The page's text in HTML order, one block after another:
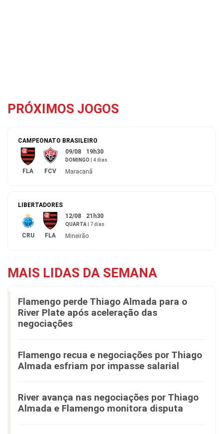
PRÓXIMOS JOGOS
CAMPEONATO BRASILEIRO
FLA FCV
09/08 19h30
DOMINGO 4 dias
Maracanã
LIBERTADORES
CRU FLA
12/08 21h30
QUARTA 7 dias
Mineirão
MAIS LIDAS DA SEMANA
Flamengo perde Thiago Almada para o
River Plate após aceleração das
negociações
Flamengo recua e negociações por Thiago
Almada esfriam por impasse salarial
River avança nas negociações por Thiago
Almada e Flamengo monitora disputa